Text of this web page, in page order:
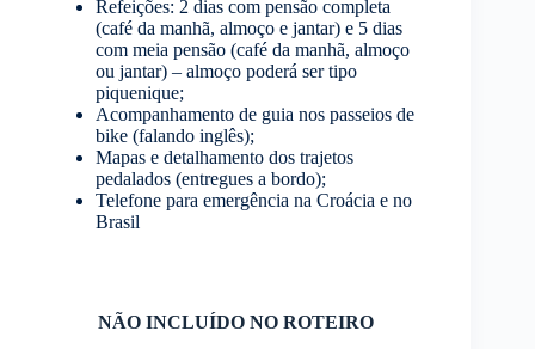
Refeições: 2 dias com pensão completa
(café da manhã, almoço e jantar) e 5 dias
com meia pensão (café da manhã, almoço
ou jantar) – almoço poderá ser tipo
piquenique;
Acompanhamento de guia nos passeios de
bike (falando inglês);
Mapas e detalhamento dos trajetos
pedalados (entregues a bordo);
Telefone para emergência na Croácia e no
Brasil
NÃO INCLUÍDO NO ROTEIRO